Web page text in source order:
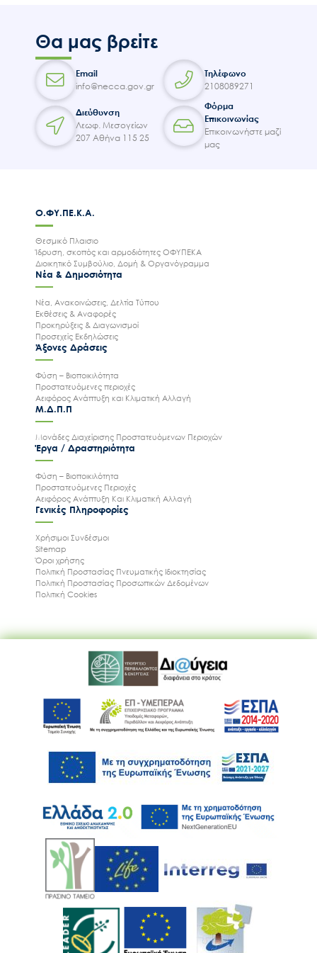
Ακολουθήστε μας
Θα μας βρείτε
Email
info@necca.gov.gr
Τηλέφωνο
2108089271
Διεύθυνση
Λεωφ. Μεσογείων
207 Αθήνα 115 25
Φόρμα
Επικοινωνίας
Επικοινωνήστε μαζί
μας
Ο.ΦΥ.ΠΕ.Κ.Α.
Θεσμικό Πλαισιο
Ίδρυση, σκοπός και αρμοδιότητες ΟΦΥΠΕΚΑ
Διοικητικό Συμβούλιο, Δομή & Οργανόγραμμα
Νέα & Δημοσιότητα
Νέα, Ανακοινώσεις, Δελτία Τύπου
Εκθέσεις & Αναφορές
Προκηρύξεις & Διαγωνισμοί
Προσεχείς Εκδηλώσεις
Άξονες Δράσεις
Φύση – Βιοποικιλότητα
Προστατευόμενες περιοχές
Αειφόρος Ανάπτυξη και Κλιματική Αλλαγή
Μ.Δ.Π.Π
Μονάδες Διαχείρισης Προστατευόμενων Περιοχών
Έργα / Δραστηριότητα
Φύση – Βιοποικιλότητα
Προστατευόμενες Περιοχές
Αειφόρος Ανάπτυξη Και Κλιματική Αλλαγή
Γενικές Πληροφορίες
Χρήσιμοι Συνδέσμοι
Sitemap
Όροι χρήσης
Πολιτική Προστασίας Πνευματικής Ιδιοκτησίας
Πολιτική Προστασίας Προσωπικών Δεδομένων
Πολιτική Cookies